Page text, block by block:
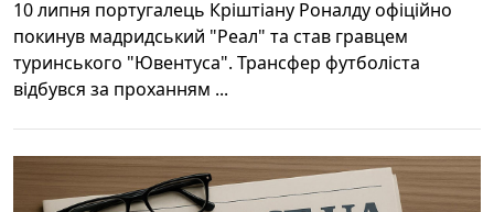
10 липня португалець Кріштіану Роналду офіційно
покинув мадридський "Реал" та став гравцем
туринського "Ювентуса". Трансфер футболіста
відбувся за проханням ...